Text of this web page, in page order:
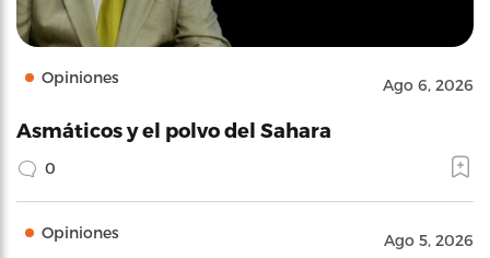
Opiniones Ago 6, 2026
Asmáticos y el polvo del Sahara
0
Opiniones Ago 5, 2026